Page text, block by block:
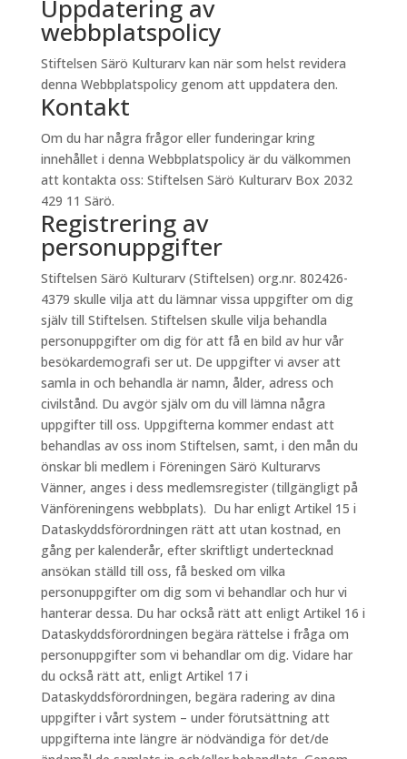
Uppdatering av
webbplatspolicy
Stiftelsen Särö Kulturarv kan när som helst revidera
denna Webbplatspolicy genom att uppdatera den.
Kontakt
Om du har några frågor eller funderingar kring
innehållet i denna Webbplatspolicy är du välkommen
att kontakta oss: Stiftelsen Särö Kulturarv Box 2032
429 11 Särö.
Registrering av
personuppgifter
Stiftelsen Särö Kulturarv (Stiftelsen) org.nr. 802426-
4379 skulle vilja att du lämnar vissa uppgifter om dig
själv till Stiftelsen. Stiftelsen skulle vilja behandla
personuppgifter om dig för att få en bild av hur vår
besökardemografi ser ut. De uppgifter vi avser att
samla in och behandla är namn, ålder, adress och
civilstånd. Du avgör själv om du vill lämna några
uppgifter till oss. Uppgifterna kommer endast att
behandlas av oss inom Stiftelsen, samt, i den mån du
önskar bli medlem i Föreningen Särö Kulturarvs
Vänner, anges i dess medlemsregister (tillgängligt på
Vänföreningens webbplats). Du har enligt Artikel 15 i
Dataskyddsförordningen rätt att utan kostnad, en
gång per kalenderår, efter skriftligt undertecknad
ansökan ställd till oss, få besked om vilka
personuppgifter om dig som vi behandlar och hur vi
hanterar dessa. Du har också rätt att enligt Artikel 16 i
Dataskyddsförordningen begära rättelse i fråga om
personuppgifter som vi behandlar om dig. Vidare har
du också rätt att, enligt Artikel 17 i
Dataskyddsförordningen, begära radering av dina
uppgifter i vårt system – under förutsättning att
uppgifterna inte längre är nödvändiga för det/de